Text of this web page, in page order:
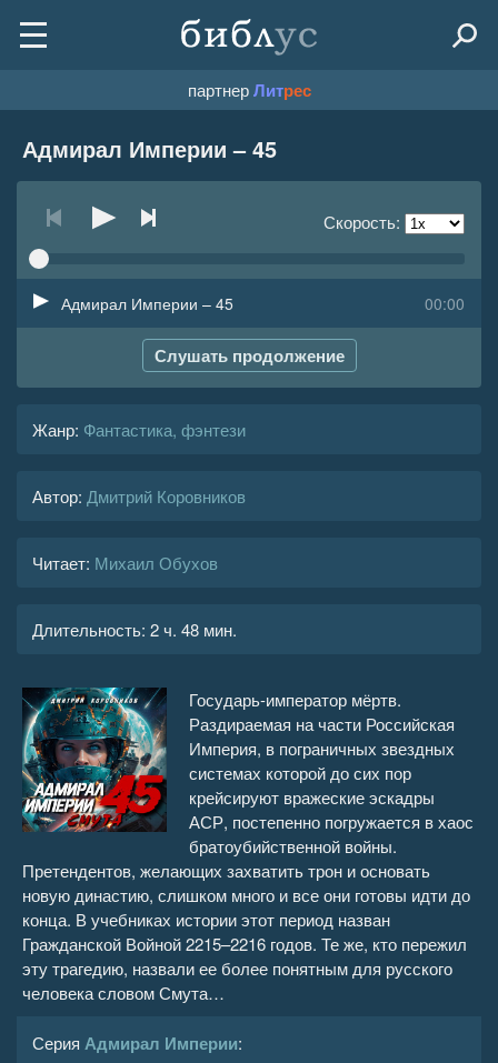
партнерЛитрес
Адмирал Империи – 45
Скорость:
00:00
Адмирал Империи – 45
Слушать продолжение
Жанр: Фантастика, фэнтези
Автор: Дмитрий Коровников
Читает: Михаил Обухов
Длительность: 2 ч. 48 мин.
Государь-император мёртв.
Раздираемая на части Российская
Империя, в пограничных звездных
системах которой до сих пор
крейсируют вражеские эскадры
АСР, постепенно погружается в хаос
братоубийственной войны.
Претендентов, желающих захватить трон и основать
новую династию, слишком много и все они готовы идти до
конца. В учебниках истории этот период назван
Гражданской Войной 2215–2216 годов. Те же, кто пережил
эту трагедию, назвали ее более понятным для русского
человека словом Смута…
Серия Адмирал Империи: